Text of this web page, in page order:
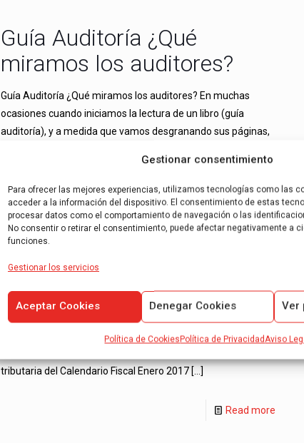
Gestionar consentimiento
Para ofrecer las mejores experiencias, utilizamos tecnologías como las
acceder a la información del dispositivo. El consentimiento de estas
procesar datos como el comportamiento de navegación o las
No consentir o retirar el consentimiento, puede afectar negativamente a
funciones.
Gestionar los servicios
Aceptar Cookies Denegar Cookies Ver
Política de CookiesPolítica de PrivacidadAviso
Guía Auditoría ¿Qué
miramos los auditores?
Guía Auditoría ¿Qué miramos los auditores? En muchas
ocasiones cuando iniciamos la lectura de un libro (guía
auditoría), y a medida que vamos desgranando sus páginas,
Read more
Calendario Fiscal Enero
2017
A continuación le recordamos el cumplimiento de las
principales obligaciones tributarias a lo largo del mes de
tributaria del Calendario Fiscal Enero 2017[…]
Read more